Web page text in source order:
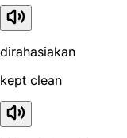
dirahasiakan
kept clean